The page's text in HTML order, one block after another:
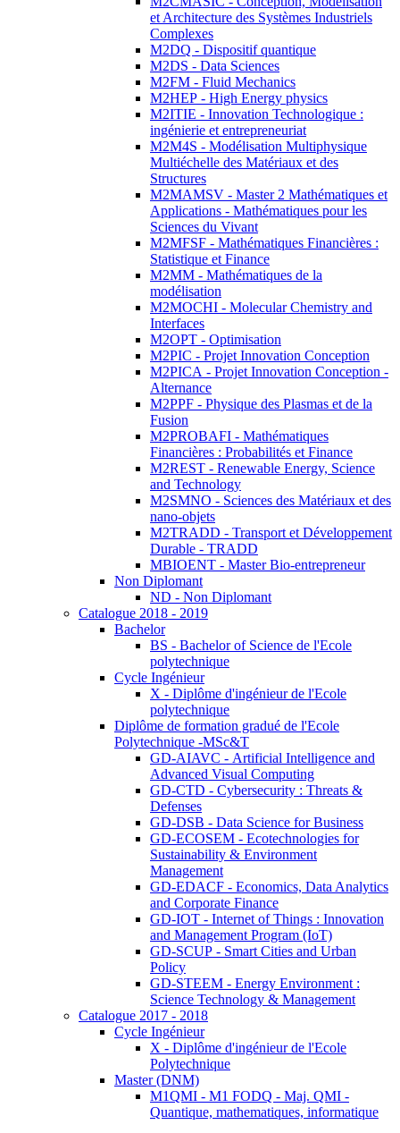
et Architecture des Systèmes Industriels
Complexes
M2DQ - Dispositif quantique
M2DS - Data Sciences
M2FM - Fluid Mechanics
M2HEP - High Energy physics
M2ITIE - Innovation Technologique :
ingénierie et entrepreneuriat
M2M4S - Modélisation Multiphysique
Multiéchelle des Matériaux et des
Structures
M2MAMSV - Master 2 Mathématiques et
Applications - Mathématiques pour les
Sciences du Vivant
M2MFSF - Mathématiques Financières :
Statistique et Finance
M2MM - Mathématiques de la
modélisation
M2MOCHI - Molecular Chemistry and
Interfaces
M2OPT - Optimisation
M2PIC - Projet Innovation Conception
M2PICA - Projet Innovation Conception -
Alternance
M2PPF - Physique des Plasmas et de la
Fusion
M2PROBAFI - Mathématiques
Financières : Probabilités et Finance
M2REST - Renewable Energy, Science
and Technology
M2SMNO - Sciences des Matériaux et des
nano-objets
M2TRADD - Transport et Développement
Durable - TRADD
MBIOENT - Master Bio-entrepreneur
Non Diplomant
ND - Non Diplomant
Catalogue 2018 - 2019
Bachelor
BS - Bachelor of Science de l'Ecole
polytechnique
Cycle Ingénieur
X - Diplôme d'ingénieur de l'Ecole
polytechnique
Diplôme de formation gradué de l'Ecole
Polytechnique -MSc&T
GD-AIAVC - Artificial Intelligence and
Advanced Visual Computing
GD-CTD - Cybersecurity : Threats &
Defenses
GD-DSB - Data Science for Business
GD-ECOSEM - Ecotechnologies for
Sustainability & Environment
Management
GD-EDACF - Economics, Data Analytics
and Corporate Finance
GD-IOT - Internet of Things : Innovation
and Management Program (IoT)
GD-SCUP - Smart Cities and Urban
Policy
GD-STEEM - Energy Environment :
Science Technology & Management
Catalogue 2017 - 2018
Cycle Ingénieur
X - Diplôme d'ingénieur de l'Ecole
Polytechnique
Master (DNM)
M1QMI - M1 FODQ - Maj. QMI -
Quantique, mathematiques, informatique